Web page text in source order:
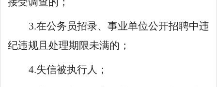
3.在公务员招录、事业单位公开招聘中违
纪违规且处理期限未满的；
4.失信被执行人；